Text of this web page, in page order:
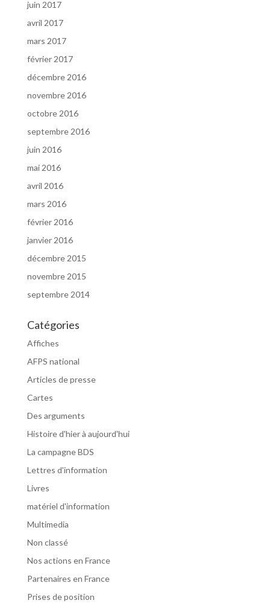
juin 2017
avril 2017
mars 2017
février 2017
décembre 2016
novembre 2016
octobre 2016
septembre 2016
juin 2016
mai 2016
avril 2016
mars 2016
février 2016
janvier 2016
décembre 2015
novembre 2015
septembre 2014
Catégories
Affiches
AFPS national
Articles de presse
Cartes
Des arguments
Histoire d'hier à aujourd'hui
La campagne BDS
Lettres d'information
Livres
matériel d'information
Multimedia
Non classé
Nos actions en France
Partenaires en France
Prises de position